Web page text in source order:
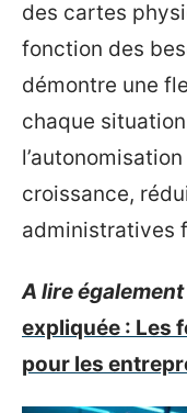
des cartes
fonction des
démontre une
chaque
croissance,
administratives
A lire également
expliquée : Les
pour les